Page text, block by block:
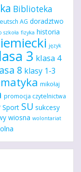
Biblioteka
AG doradztwo
szkoła fizyka historia
język
3 klasa 4
8 klasy 1-3
mikołaj
promocja czytelnictwa
Sport SU sukcesy
wiosna wolontariat